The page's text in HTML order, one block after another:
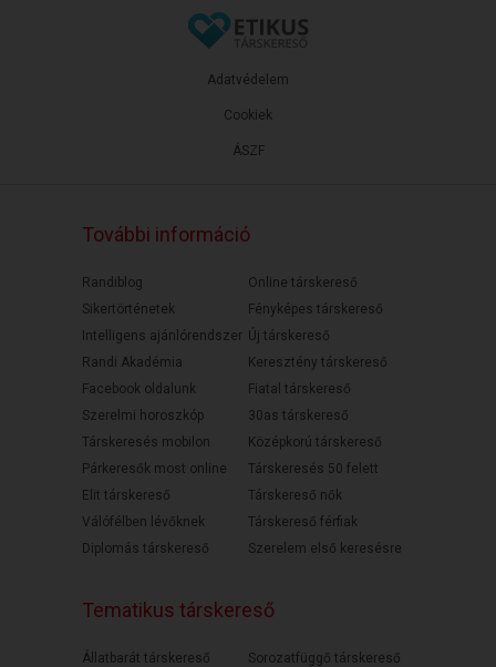
ÁSZF
Adatvédelem
Cookiek
További információ
Randiblog
Sikertörténetek
Intelligens ajánlórendszer
Randi Akadémia
Facebook oldalunk
Szerelmi horoszkóp
Társkeresés mobilon
Párkeresők most online
Elit társkereső
Válófélben lévőknek
Diplomás társkereső
Online társkereső
Fényképes társkereső
Új társkereső
Keresztény társkereső
Fiatal társkereső
30as társkereső
Középkorú társkereső
Társkeresés 50 felett
Társkereső nők
Társkereső férfiak
Szerelem első keresésre
Tematikus társkereső
Állatbarát társkereső
Sorozatfüggő társkereső